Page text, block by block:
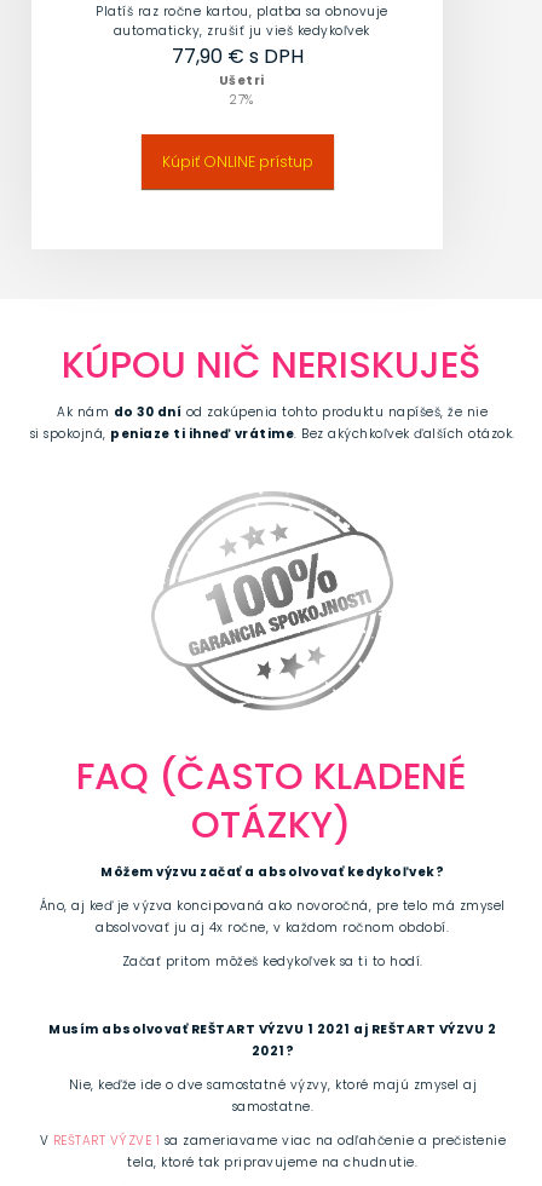
Platíš raz ročne kartou, platba sa obnovuje
automaticky, zrušiť ju vieš kedykoľvek
77,90€ s DPH
Ušetri
27%
Kúpiť ONLINE prístup
KÚPOU NIČ NERISKUJEŠ
Ak nám do 30 dní od zakúpenia tohto produktu napíšeš, že nie
si spokojná, peniaze ti ihneď vrátime. Bez akýchkoľvek ďalších otázok.
FAQ (ČASTO KLADENÉ
OTÁZKY)
Môžem výzvu začať a absolvovať kedykoľvek?
Áno, aj keď je výzva koncipovaná ako novoročná, pre telo má zmysel
absolvovať ju aj 4x ročne, v každom ročnom období.
Začať pritom môžeš kedykoľvek sa ti to hodí.
Musím absolvovať REŠTART VÝZVU 1 2021 aj REŠTART VÝZVU 2
2021?
Nie, keďže ide o dve samostatné výzvy, ktoré majú zmysel aj
samostatne.
V REŠTART VÝZVE 1 sa zameriavame viac na odľahčenie a prečistenie
tela, ktoré tak pripravujeme na chudnutie.